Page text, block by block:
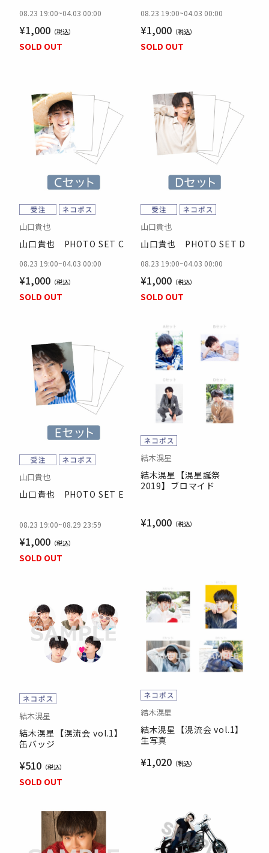
SOLD OUT
08.23 19:00~04.03 00:00
¥1,000
SOLD OUT
08.23 19:00~04.03 00:00
¥1,000
SOLD OUT
山口貴也
山口貴也 PHOTO SET C
08.23 19:00~04.03 00:00
¥1,000
SOLD OUT
山口貴也
山口貴也 PHOTO SET D
08.23 19:00~04.03 00:00
¥1,000
SOLD OUT
山口貴也
山口貴也 PHOTO SET E
08.23 19:00~08.29 23:59
¥1,000
結木滉星
結木滉星【滉星誕祭
2019】ブロマイド
¥1,000
SOLD OUT
結木滉星
結木滉星【滉流会 vol.1】
缶バッジ
¥510
結木滉星
結木滉星【滉流会 vol.1】
生写真
¥1,020